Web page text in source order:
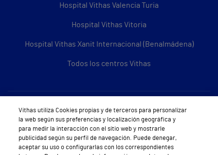
Hospital Vithas Valencia Turia
Hospital Vithas Vitoria
Hospital Vithas Xanit Internacional (Benalmádena)
Todos los centros Vithas
Sobre Vithas
Quiénes somos
Trabajar en Vithas
Vithas utiliza Cookies propias y de terceros para personalizar
la web según sus preferencias y localización geográfica y
para medir la interacción con el sitio web y mostrarle
publicidad según su perfil de navegación. Puede denegar,
aceptar su uso o configurarlas con los correspondientes